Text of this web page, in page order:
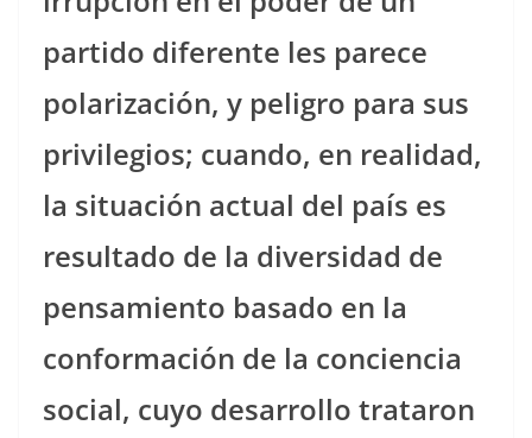
partido diferente les parece
polarización, y peligro para sus
privilegios; cuando, en realidad,
la situación actual del país es
resultado de la diversidad de
pensamiento basado en la
conformación de la conciencia
social, cuyo desarrollo trataron